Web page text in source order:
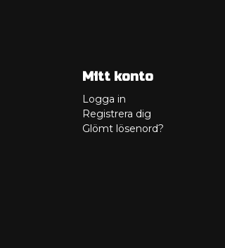
Mitt konto
Logga in
Registrera dig
Glömt lösenord?